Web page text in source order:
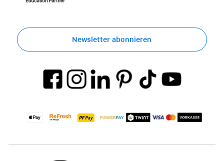
Newsletter abonnieren